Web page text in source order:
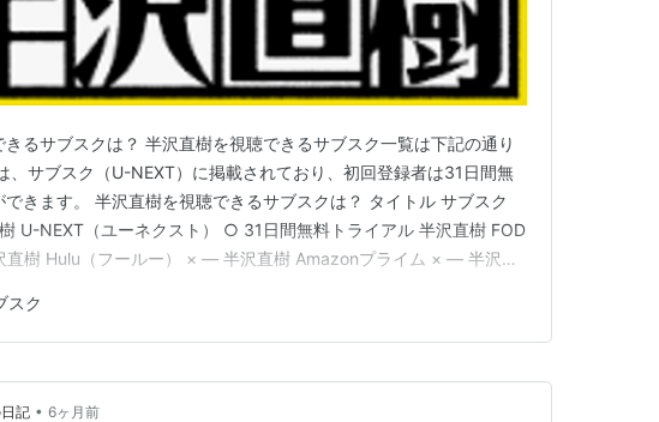
半沢直樹 -ディレクターズカット版- Blu-ray BOX
出版社/メーカー:TCエンタテインメント
発売日:2013/12/26
るサブスクは？ 半沢直樹を視聴できるサブスク一覧は下記の通り
、サブスク（U-NEXT）に掲載されており、初回登録者は31日間無
きます。 半沢直樹を視聴できるサブスクは？ タイトル サブスク
U-NEXT（ユーネクスト） ○ 31日間無料トライアル 半沢直樹 FOD
直樹 Hulu（フールー） × ― 半沢直樹 Amazonプライム × ― 半沢直
）で視聴できます。…
スク
記 • 6ヶ月前